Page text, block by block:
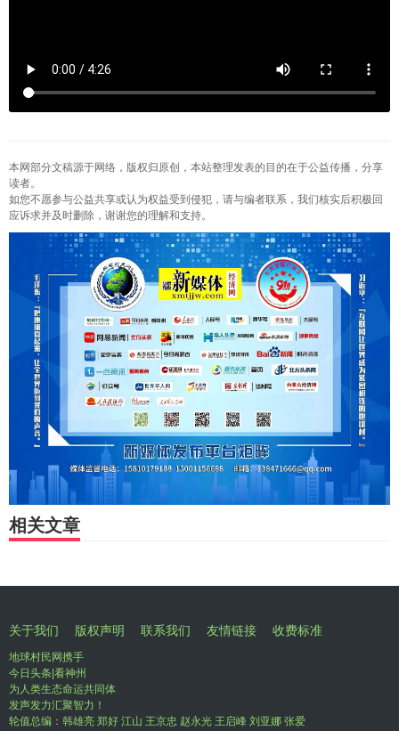
本网部分文稿源于网络，版权归原创，本站整理发表的目的在于公益传播，分享
读者。
如您不愿参与公益共享或认为权益受到侵犯，请与编者联系，我们核实后积极回
应诉求并及时删除，谢谢您的理解和支持。
相关文章
关于我们 版权声明 联系我们 友情链接 收费标准
地球村民网携手
今日头条|看神州
为人类生态命运共同体
发声发力汇聚智力！
轮值总编：韩雄亮 郑好 江山 王京忠 赵永光 王启峰 刘亚娜 张爱